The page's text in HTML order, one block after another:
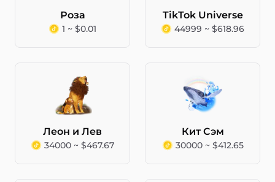
Роза
1 ~ $0.01
TikTok Universe
44999 ~ $618.96
Леон и Лев
34000 ~ $467.67
Кит Сэм
30000 ~ $412.65